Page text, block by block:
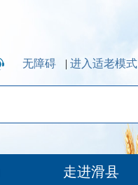
无障碍 | 进入适老模式
走进滑县